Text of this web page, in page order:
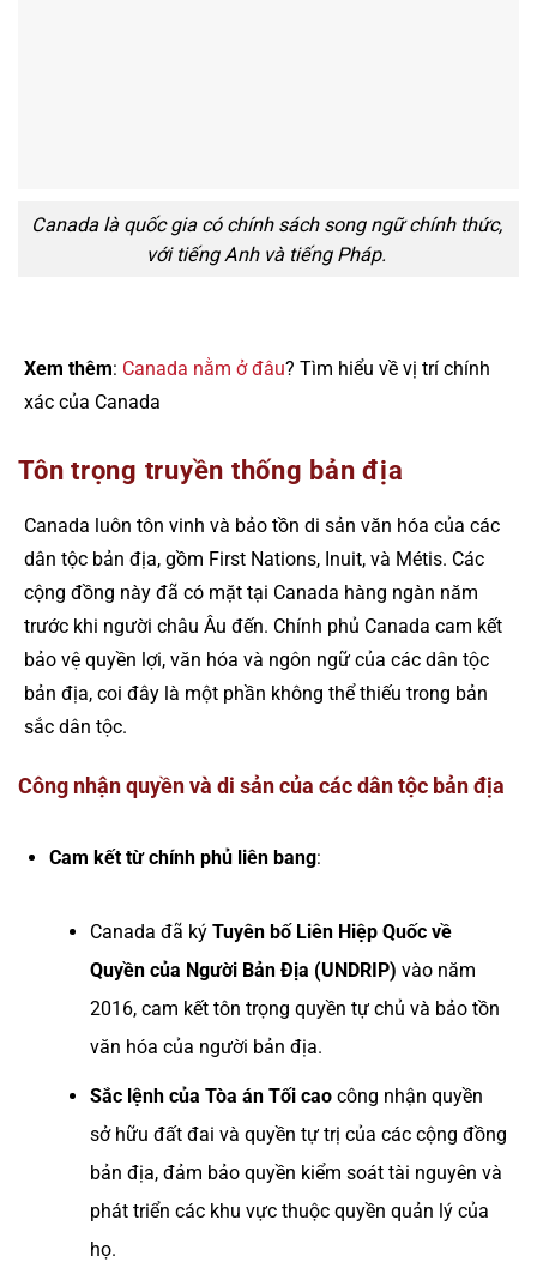
Canada là quốc gia có chính sách song ngữ chính thức,
với tiếng Anh và tiếng Pháp.
Xem thêm: Canada nằm ở đâu? Tìm hiểu về vị trí chính
xác của Canada
Tôn trọng truyền thống bản địa
Canada luôn tôn vinh và bảo tồn di sản văn hóa của các
dân tộc bản địa, gồm First Nations, Inuit, và Métis. Các
cộng đồng này đã có mặt tại Canada hàng ngàn năm
trước khi người châu Âu đến. Chính phủ Canada cam kết
bảo vệ quyền lợi, văn hóa và ngôn ngữ của các dân tộc
bản địa, coi đây là một phần không thể thiếu trong bản
sắc dân tộc.
Công nhận quyền và di sản của các dân tộc bản địa
Cam kết từ chính phủ liên bang:
Canada đã ký Tuyên bố Liên Hiệp Quốc về
Quyền của Người Bản Địa (UNDRIP) vào năm
2016, cam kết tôn trọng quyền tự chủ và bảo tồn
văn hóa của người bản địa.
Sắc lệnh của Tòa án Tối caocông nhận quyền
sở hữu đất đai và quyền tự trị của các cộng đồng
bản địa, đảm bảo quyền kiểm soát tài nguyên và
phát triển các khu vực thuộc quyền quản lý của
họ.